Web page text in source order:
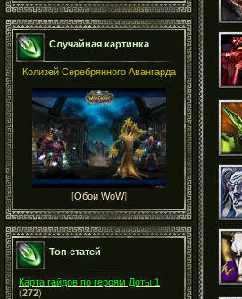
Случайная картинка
Колизей Серебрянного Авангарда
[Обои WoW]
Топ статей
Карта гайдов по героям Доты 1
(272)